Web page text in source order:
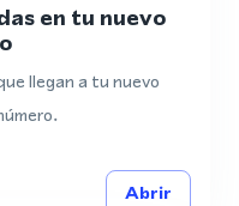
en tu nuevo
llegan a tu nuevo
Abrir